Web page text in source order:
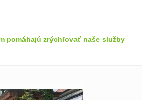
pomáhajú zrýchľovať naše služby